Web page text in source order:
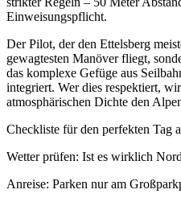
Einweisungspflicht.
Der Pilot, der den Ettelsberg
gewagtesten Manöver fliegt,
das komplexe Gefüge aus
integriert. Wer dies respektiert,
atmosphärischen Dichte den
Checkliste für den perfekten Tag
Wetter prüfen: Ist es wirklich
Anreise: Parken nur am